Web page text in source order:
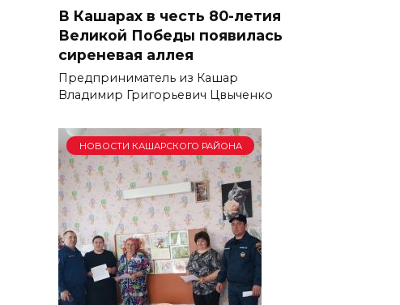
В Кашарах в честь 80-летия
Великой Победы появилась
сиреневая аллея
Предприниматель из Кашар
Владимир Григорьевич Цвыченко
НОВОСТИ КАШАРСКОГО РАЙОНА